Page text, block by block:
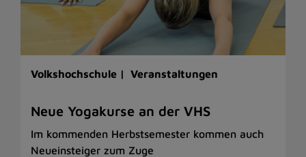
Volkshochschule | Veranstaltungen
Neue Yogakurse an der VHS
Im kommenden Herbstsemester kommen auch
Neueinsteiger zum Zuge